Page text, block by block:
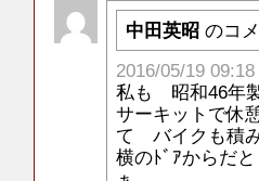
中田英昭 のコ
2016/05/19 09:18
私も 昭和46年
サーキットで休
て バイクも積
横のﾄﾞｱからだ